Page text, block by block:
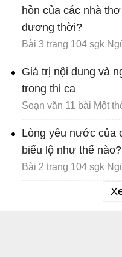
hồn của các nhà
đương thời?
Bài 3 trang 104 sgk
Giá trị nội dung và
trong thi ca
Soạn văn 11 bài Một
Lòng yêu nước của
biểu lộ như thế nào?
Bài 2 trang 104 sgk